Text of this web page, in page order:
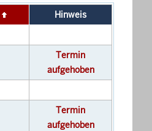
Hinweis
Termin
aufgehoben
Termin
aufgehoben